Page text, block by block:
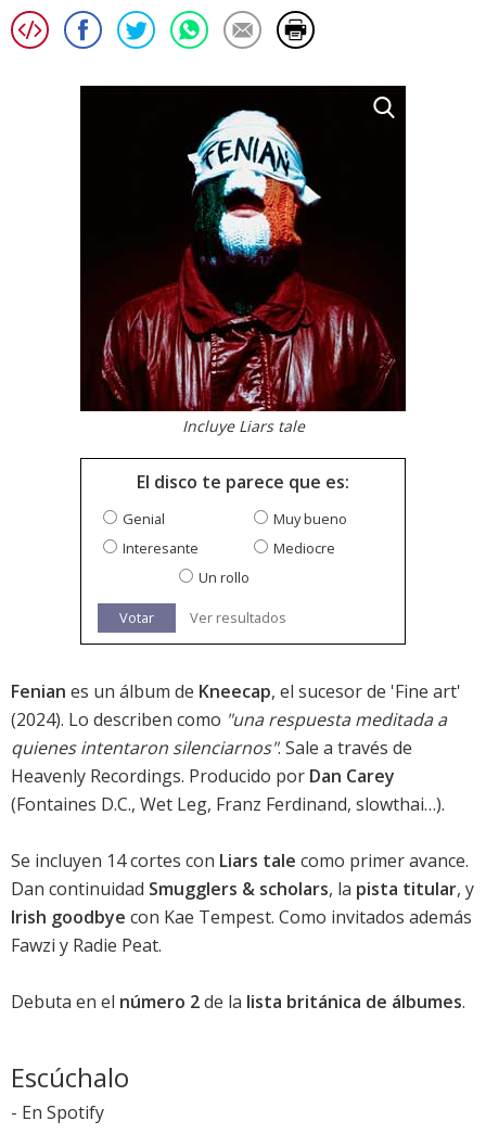
Incluye Liars tale
El disco te parece que es:
Genial
Muy bueno
Interesante
Mediocre
Un rollo
Votar Ver resultados
Fenian es un álbum de Kneecap, el sucesor de 'Fine art'
(2024). Lo describen como "una respuesta meditada a
quienes intentaron silenciarnos". Sale a través de
Heavenly Recordings. Producido por Dan Carey
(Fontaines D.C., Wet Leg, Franz Ferdinand, slowthai…).
Se incluyen 14 cortes con Liars tale como primer avance.
Dan continuidad Smugglers & scholars, la pista titular, y
Irish goodbye con Kae Tempest. Como invitados además
Fawzi y Radie Peat.
Debuta en el número 2de la lista británica de álbumes.
Escúchalo
- En Spotify